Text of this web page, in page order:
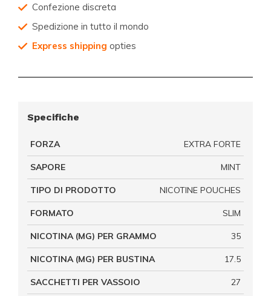
Confezione discreta
Spedizione in tutto il mondo
Express shipping opties
Specifiche
FORZA EXTRA FORTE
SAPORE MINT
TIPO DI PRODOTTO NICOTINE POUCHES
FORMATO SLIM
NICOTINA (MG) PER GRAMMO 35
NICOTINA (MG) PER BUSTINA 17.5
SACCHETTI PER VASSOIO 27